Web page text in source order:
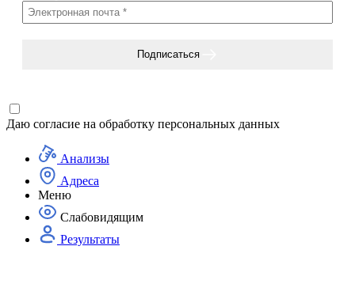
Подписаться
Даю согласие на обработку персональных данных
Анализы
Адреса
Меню
Слабовидящим
Результаты